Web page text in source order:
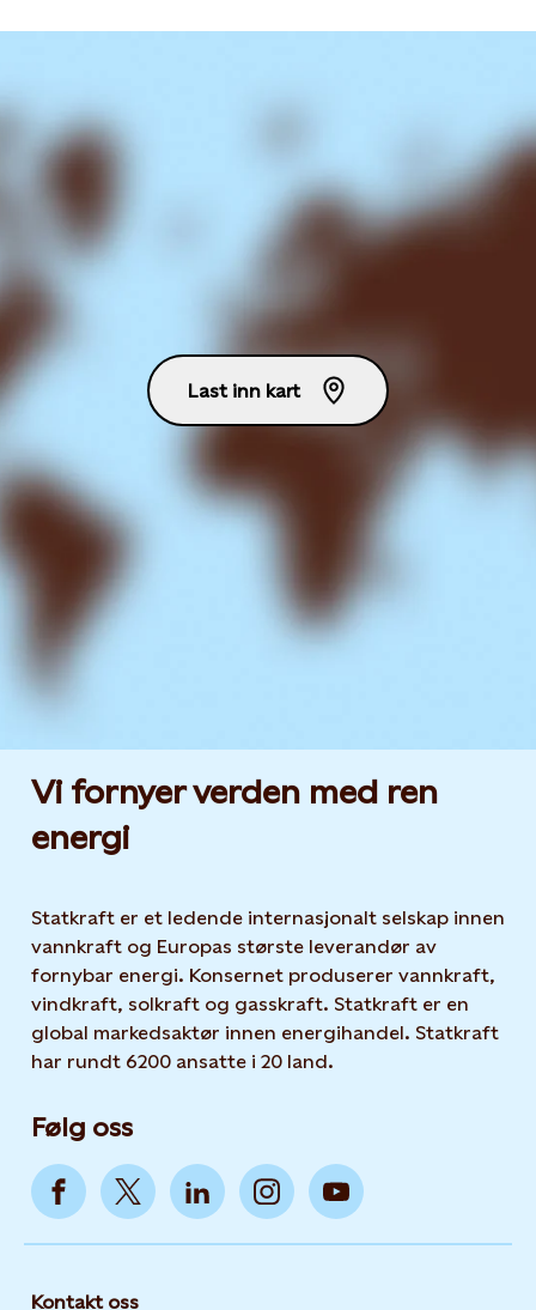
Last inn kart
Vi fornyer verden med ren
energi
Statkraft er et ledende internasjonalt selskap innen
vannkraft og Europas største leverandør av
fornybar energi. Konsernet produserer vannkraft,
vindkraft, solkraft og gasskraft. Statkraft er en
global markedsaktør innen energihandel. Statkraft
har rundt 6200 ansatte i 20 land.
Følg oss
Kontakt oss